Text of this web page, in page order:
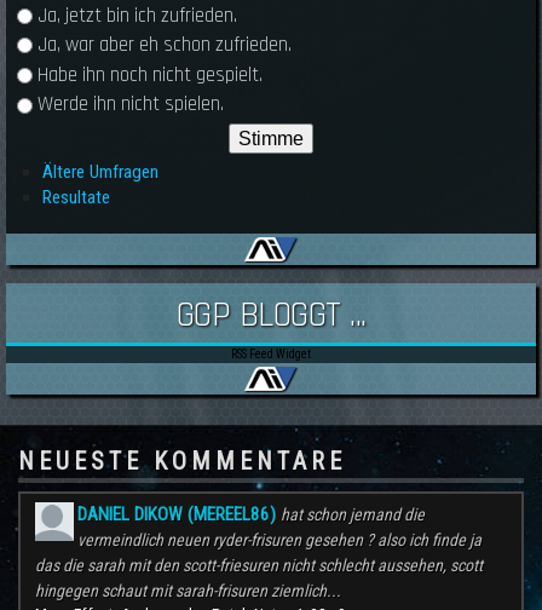
Ja, jetzt bin ich zufrieden.
Ja, war aber eh schon zufrieden.
Habe ihn noch nicht gespielt.
Werde ihn nicht spielen.
Ältere Umfragen
Resultate
GGP BLOGGT ...
RSS Feed Widget
NEUESTE KOMMENTARE
DANIEL DIKOW (MEREEL86) hat schon jemand die
vermeindlich neuen ryder-frisuren gesehen ? also ich finde ja
das die sarah mit den scott-friesuren nicht schlecht aussehen, scott
hingegen schaut mit sarah-frisuren ziemlich...